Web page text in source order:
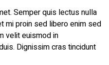
Semper quis lectus nulla
mi proin sed libero enim sed
velit euismod in
Dignissim cras tincidunt